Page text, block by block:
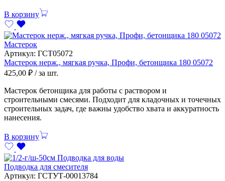
В корзину
Мастерок
Артикул: ГСТ05072
Мастерок нерж., мягкая ручка, Профи, бетонщика 180 05072
425,00 ₽ / за шт.
Мастерок бетонщика для работы с раствором и
строительными смесями. Подходит для кладочных и точечных
строительных задач, где важны удобство хвата и аккуратность
нанесения.
В корзину
Подводка для смесителя
Артикул: ГСТУТ-00013784